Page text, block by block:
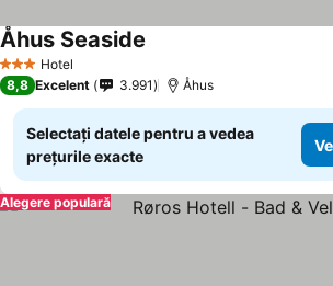
3 SteleHotel
Åhus Seaside
8,8 Excelent 3.991 Åhus
Selectați datele pentru a vedea
prețurile exacte
Alegere populară